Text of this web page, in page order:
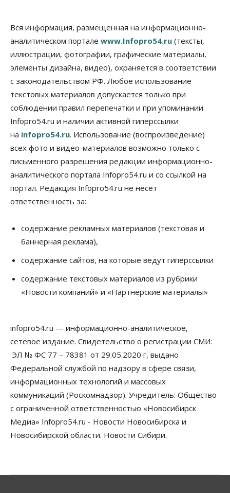
«бронировать» со школы
Авто Общество
Не катастрофа, а стресс-тест: эксперт
новосибирской сети СТО пояснил кому можно
заливать бензин Евро‑2
09 Августа 2026, 10:00
Бизнес
Работодатели Новосибирска заявили в центры
занятости почти 32 тысячи вакансий
09 Августа 2026, 09:00
Общество
Спрос на машино-места в
Новосибирской области вырос в полтора раза
К современному юридическому образованию в
России возникает много вопросов
08 Августа 2026, 17:00
Новосибирские вузы опубликовали
приказы о зачислении на бюджетные места
08 Августа 2026, 16:00
Искусственный интеллект впервые выписал
штраф за борщевик
08 Августа 2026, 15:00
Авто
Продажи подержанных электромобилей в
Новосибирской области растут второй месяц
08 Августа 2026, 13:00
Бизнес Общество
Детские центры Новосибирска
перегибают с «педагогикой успеха», считает
Вся информация, размещенная на информационно-
аналитическом портале www.Infopro54.ru (тексты,
иллюстрации, фотографии, графические материалы,
элементы дизайна, видео), охраняется в соответствии
с законодательством РФ. Любое использование
текстовых материалов допускается только при
соблюдении правил перепечатки и при упоминании
Infopro54.ru и наличии активной гиперссылки
на infopro54.ru. Использование (воспроизведение)
всех фото и видео-материалов возможно только с
письменного разрешения редакции информационно-
аналитического портала Infopro54.ru и со ссылкой на
портал. Редакция Infopro54.ru не несет
ответственность за:
содержание рекламных материалов (текстовая и
баннерная реклама),
содержание сайтов, на которые ведут гиперссылки
содержание текстовых материалов из рубрики
«Новости компаний» и «Партнерские материалы»
infopro54.ru — информационно-аналитическое,
сетевое издание. Свидетельство о регистрации СМИ:
ЭЛ № ФС 77 – 78381 от 29.05.2020 г, выдано
Федеральной службой по надзору в сфере связи,
информационных технологий и массовых
коммуникаций (Роскомнадзор). Учредитель: Общество
с ограниченной ответственностью «Новосибирск
Медиа» Infopro54.ru - Новости Новосибирска и
Новосибирской области. Новости Сибири.